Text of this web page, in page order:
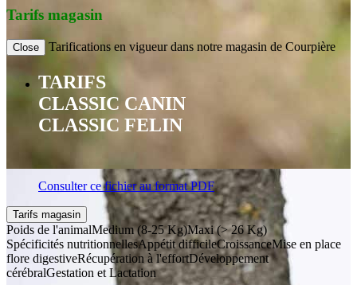
Tarifs magasin
Close Tarifications en vigueur dans notre magasin de Courpière
TARIFS
CLASSIC CANIN
CLASSIC FELIN
Consulter ce fichier au format PDF
Tarifs magasin
Poids de l'animalMedium (8-25 Kg)Maxi (> 26 Kg)
Spécificités nutritionnellesAppétit difficileCroissanceMise en place
flore digestiveRécupération à l'effortDéveloppement
cérébralGestation et Lactation